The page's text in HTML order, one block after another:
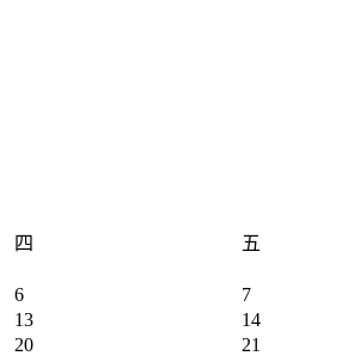
四 五
6 7
13 14
20 21